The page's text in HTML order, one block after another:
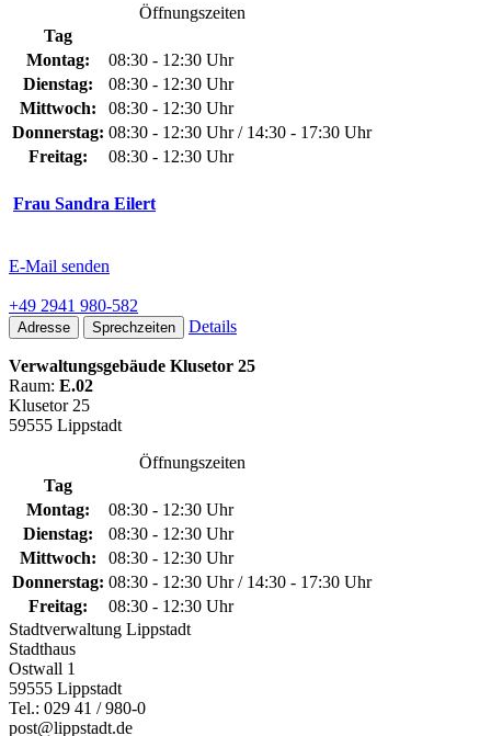
Öffnungszeiten
Tag
Montag:
08:30 - 12:30 Uhr
Dienstag:
08:30 - 12:30 Uhr
Mittwoch:
08:30 - 12:30 Uhr
Donnerstag: 08:30 - 12:30 Uhr / 14:30 - 17:30 Uhr
Freitag:
08:30 - 12:30 Uhr
Frau Sandra Eilert
E-Mail senden
+49 2941 980-582
Adresse Sprechzeiten Details
Verwaltungsgebäude Klusetor 25
Raum: E.02
Klusetor 25
59555 Lippstadt
Öffnungszeiten
Tag
Montag:
08:30 - 12:30 Uhr
Dienstag:
08:30 - 12:30 Uhr
Mittwoch:
08:30 - 12:30 Uhr
Donnerstag: 08:30 - 12:30 Uhr / 14:30 - 17:30 Uhr
Freitag:
08:30 - 12:30 Uhr
Stadtverwaltung Lippstadt
Stadthaus
Ostwall 1
59555 Lippstadt
Tel.: 029 41 / 980-0
post@lippstadt.de